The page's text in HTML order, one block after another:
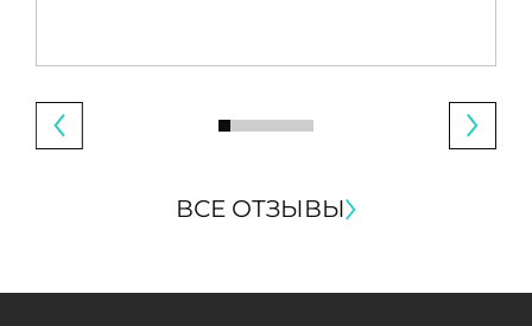
ВСЕ ОТЗЫВЫ